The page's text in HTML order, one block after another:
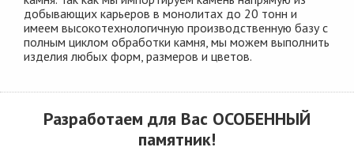
добывающих карьеров в монолитах до 20 тонн и
имеем высокотехнологичную производственную базу с
полным циклом обработки камня, мы можем выполнить
изделия любых форм, размеров и цветов.
Разработаем для Вас ОСОБЕННЫЙ
памятник!